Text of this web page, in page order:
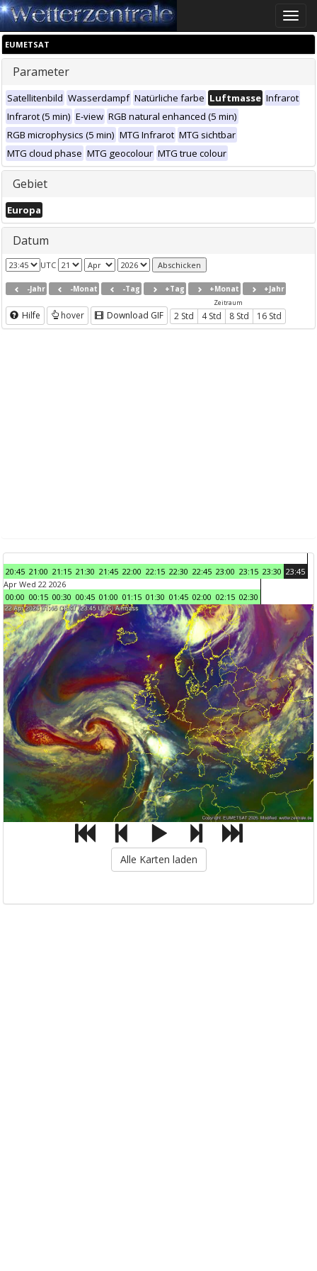
Toggle
EUMETSAT
Parameter
Satellitenbild Wasserdampf Natürliche farbe Luftmasse Infrarot
Infrarot (5 min) E-view RGB natural enhanced (5 min)
RGB microphysics (5 min) MTG Infrarot MTG sichtbar
MTG cloud phase MTG geocolour MTG true colour
Gebiet
Europa
Datum
UTC
-Jahr -Monat -Tag +Tag +Monat +Jahr
Hilfe hover Download GIF
Zeitraum
2 Std 4 Std 8 Std 16 Std
20:45 21:00 21:15 21:30 21:45 22:00 22:15 22:30 22:45 23:00 23:15 23:30 23:45
Apr Wed 22 2026
00:00 00:15 00:30 00:45 01:00 01:15 01:30 01:45 02:00 02:15 02:30
Alle Karten laden